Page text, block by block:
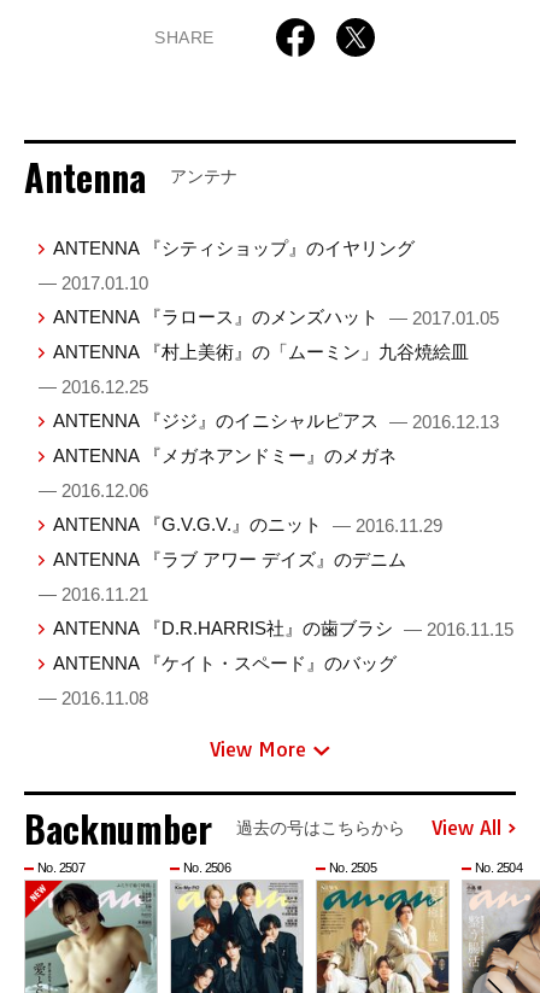
SHARE
Antenna アンテナ
ANTENNA 『シティショップ』のイヤリング
— 2017.01.10
ANTENNA 『ラロース』のメンズハット
— 2017.01.05
ANTENNA 『村上美術』の「ムーミン」九谷焼絵皿
— 2016.12.25
ANTENNA 『ジジ』のイニシャルピアス
— 2016.12.13
ANTENNA 『メガネアンドミー』のメガネ
— 2016.12.06
ANTENNA 『G.V.G.V.』のニット
— 2016.11.29
ANTENNA 『ラブ アワー デイズ』のデニム
— 2016.11.21
ANTENNA 『D.R.HARRIS社』の歯ブラシ — 2016.11.15
ANTENNA 『ケイト・スペード』のバッグ
— 2016.11.08
View More
Backnumber 過去の号はこちらから View All
No. 2507 No. 2506 No. 2505 No. 2504